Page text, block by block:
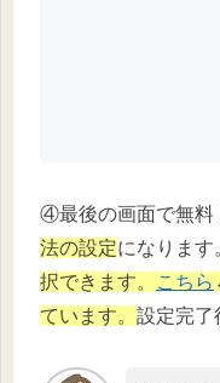
④最後の画面で無料
法の設定になります
択できます。
こちら
ています。 設定完了